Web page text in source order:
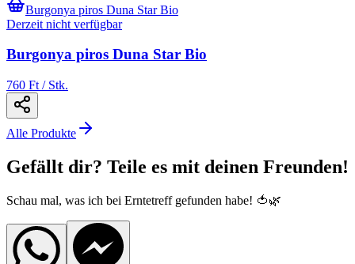
Burgonya piros Duna Star Bio
Derzeit nicht verfügbar
Burgonya piros Duna Star Bio
760 Ft / Stk.
Alle Produkte
Gefällt dir? Teile es mit deinen Freunden!
Schau mal, was ich bei Erntetreff gefunden habe! 🍅🌿